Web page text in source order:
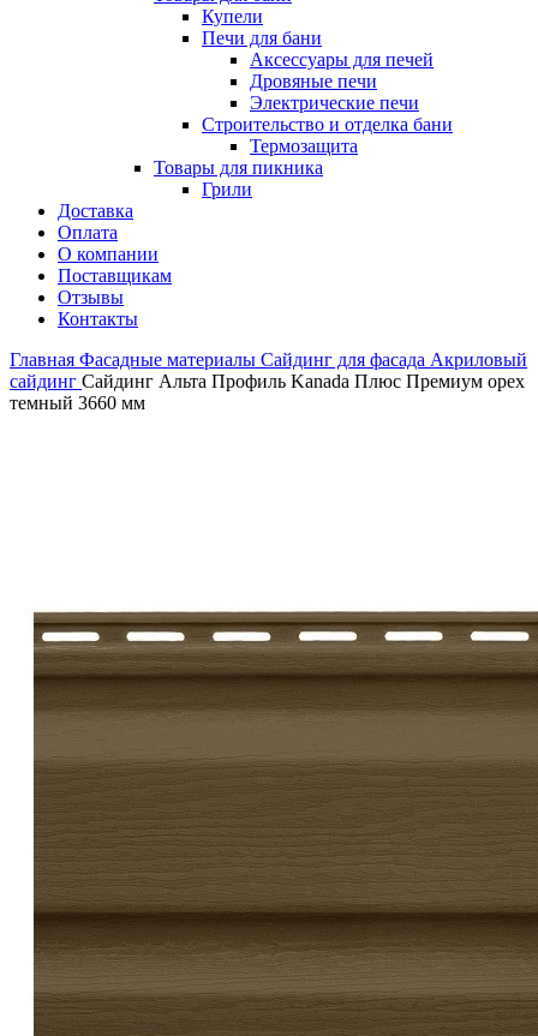
Купели
Печи для бани
Аксессуары для печей
Дровяные печи
Электрические печи
Строительство и отделка бани
Термозащита
Товары для пикника
Грили
Доставка
Оплата
О компании
Поставщикам
Отзывы
Контакты
Главная Фасадные материалы Сайдинг для фасада Акриловый
сайдинг Сайдинг Альта Профиль Kanada Плюс Премиум орех
темный 3660 мм